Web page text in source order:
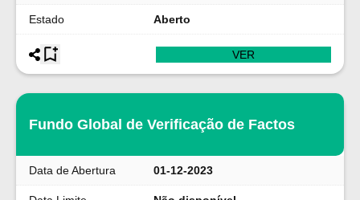
Estado Aberto
VER
Fundo Global de Verificação de Factos
Data de Abertura 01-12-2023